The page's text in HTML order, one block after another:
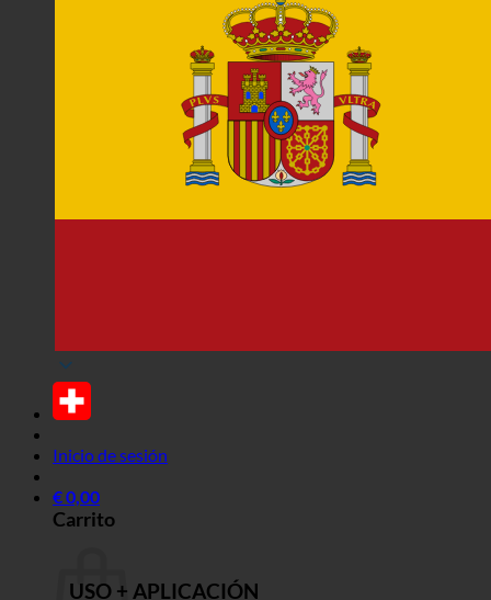
Inicio de sesión
€0,00
Carrito
USO + APLICACIÓN